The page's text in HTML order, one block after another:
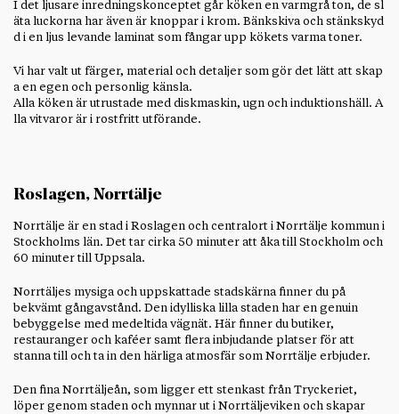
I det ljusare inredningskonceptet går köken en varmgrå ton, de sl
äta luckorna har även är knoppar i krom. Bänkskiva och stänkskyd
d i en ljus levande laminat som fångar upp kökets varma toner.
Vi har valt ut färger, material och detaljer som gör det lätt att skap
a en egen och personlig känsla.
Alla köken är utrustade med diskmaskin, ugn och induktionshäll. A
lla vitvaror är i rostfritt utförande.
Roslagen, Norrtälje
Norrtälje är en stad i Roslagen och centralort i Norrtälje kommun i
Stockholms län. Det tar cirka 50 minuter att åka till Stockholm och
60 minuter till Uppsala.
Norrtäljes mysiga och uppskattade stadskärna finner du på
bekvämt gångavstånd. Den idylliska lilla staden har en genuin
bebyggelse med medeltida vägnät. Här finner du butiker,
restauranger och kaféer samt flera inbjudande platser för att
stanna till och ta in den härliga atmosfär som Norrtälje erbjuder.
Den fina Norrtäljeån, som ligger ett stenkast från Tryckeriet,
löper genom staden och mynnar ut i Norrtäljeviken och skapar